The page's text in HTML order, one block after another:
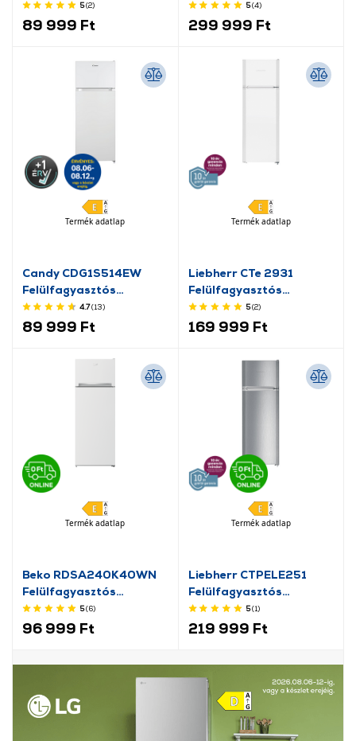
kombinált hűtőszekrény
5(2)
89 999 Ft
hűtőszekrény
5(4)
299 999 Ft
Termék adatlap
Candy CDG1S514EW
Felülfagyasztós
hűtőszekrény
4.7(13)
89 999 Ft
Termék adatlap
Liebherr CTe 2931
Felülfagyasztós
hűtőszekrény
5(2)
169 999 Ft
Termék adatlap
Beko RDSA240K40WN
Felülfagyasztós
hűtőszekrény
5(6)
96 999 Ft
Termék adatlap
Liebherr CTPELE251
Felülfagyasztós
hűtőszekrény
5(1)
219 999 Ft